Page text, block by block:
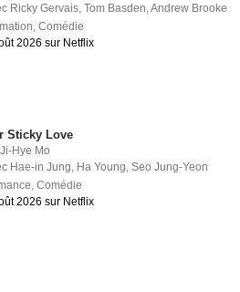
Ricky Gervais ,Tom Basden ,Andrew Brooke
,Comédie
2026 sur Netflix
Sticky Love
Ji-Hye Mo
Hae-in Jung, Ha Young,Seo Jung-Yeon
,Comédie
2026 sur Netflix